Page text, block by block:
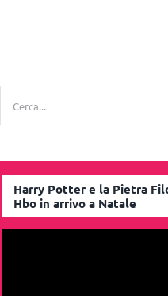
Harry Potter e la Pietra
Hbo in arrivo a Natale